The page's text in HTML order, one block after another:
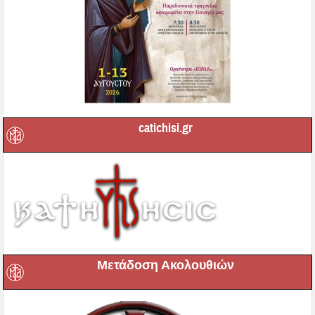
catichisi.gr
Μετάδοση Ακολουθιών